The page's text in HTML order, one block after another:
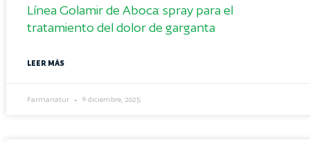
Línea Golamir de Aboca: spray para el
tratamiento del dolor de garganta
LEER MÁS
Farmanatur 9 diciembre, 2025